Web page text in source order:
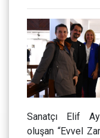
Sanatçı Elif
oluşan “Evvel